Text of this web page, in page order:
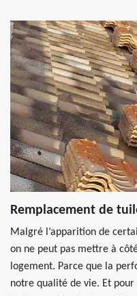
Remplacement de
Malgré l’apparition de
on ne peut pas mettre à
logement. Parce que la
notre qualité de vie. Et